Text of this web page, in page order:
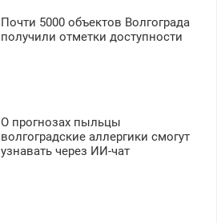
Почти 5000 объектов Волгограда
получили отметки доступности
О прогнозах пыльцы
волгоградские аллергики смогут
узнавать через ИИ-чат